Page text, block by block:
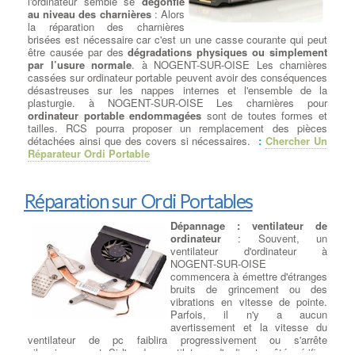
parmi les plus grandes marques à NOGENT-SUR-OISE :
GIGABYTE, MSI . Une bonne carte mère est celle qui correspond
à votre besoin : son format (mini-ITX, micro-ATX, ou encore
ATX), son évolutivité (USB 3.1, USB 3.0, SATA III, PCI-express
2.0, etc.) ou son prix (de la carte mère petit prix à la plus haut de
gamme).
Suppression de virus et logiciels
malveillants
qu'un virus informatique ?Un
virus informatique est un
programme sournois qui
endommage votre ordinateur sans
votre permission, provoquant des
modifications indésirables et
nuisibles. Communément appelé 'malware',il s'agit d'un
logiciel malveillant. à NOGENT-SUR-OISE Éliminer les virus et
les malwares peut être problématique en fonction du type de
fichier téléchargé, de la durée de l'infection et des actions
ultérieures entreprises par l'utilisateur. à NOGENT-SUR-OISE
Dans la plupart des cas, notre équipe est en mesure de
restaurer le système d'exploitation de votre ordinateur, les
au niveau des charnières: Alors
la réparation des charnières
brisées est nécessaire car c'est un une casse courante qui peut
être causée par desdégradations physiques ou simplement
par l’usure normale. à NOGENT-SUR-OISE Les charnières
cassées sur ordinateur portable peuvent avoir des conséquences
désastreuses sur les nappes internes et l'ensemble de la
plasturgie. à NOGENT-SUR-OISE Les charnières pour
ordinateur portable endommagées sont de toutes formes et
tailles. RCS pourra proposer un remplacement des pièces
détachées ainsi que des covers si nécessaires. :Chercher Un
Réparateur Ordi Portable
Réparation sur Ordi Portables
Dépannage : ventilateur de
ordinateur : Souvent, un
ventilateur d'ordinateur à
NOGENT-SUR-OISE
commencera à émettre d'étranges
bruits de grincement ou des
vibrations en vitesse de pointe.
Parfois, il n'y a aucun
avertissement et la vitesse du
ventilateur de pc faiblira progressivement ou s'arrête